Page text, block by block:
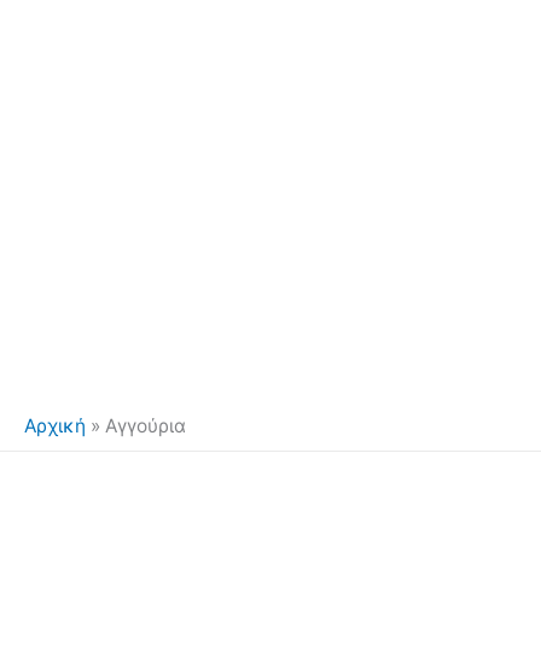
Αρχική » Αγγούρια